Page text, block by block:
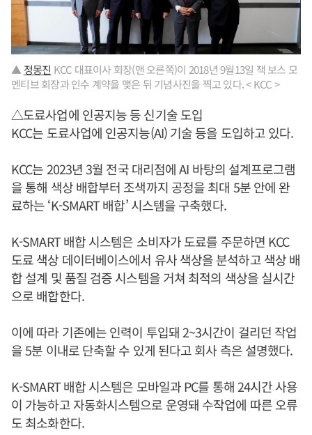
▲ 정몽진 KCC 대표이사 회장(맨 오른쪽)이 2018년 9월13일 잭 보스 모
멘티브 회장과 인수 계약을 맺은 뒤 기념사진을 찍고 있다. < KCC >
△도료사업에 인공지능 등 신기술 도입
KCC는 도료사업에 인공지능(AI) 기술 등을 도입하고 있다.
KCC는 2023년 3월 전국 대리점에 AI 바탕의 설계프로그램
을 통해 색상 배합부터 조색까지 공정을 최대 5분 안에 완
료하는 ‘K-SMART 배합’ 시스템을 구축했다.
K-SMART 배합 시스템은 소비자가 도료를 주문하면 KCC
도료 색상 데이터베이스에서 유사 색상을 분석하고 색상 배
합 설계 및 품질 검증 시스템을 거쳐 최적의 색상을 실시간
으로 배합한다.
이에 따라 기존에는 인력이 투입돼 2~3시간이 걸리던 작업
을 5분 이내로 단축할 수 있게 된다고 회사 측은 설명했다.
K-SMART 배합 시스템은 모바일과 PC를 통해 24시간 사용
이 가능하고 자동화시스템으로 운영돼 수작업에 따른 오류
도 최소화한다.